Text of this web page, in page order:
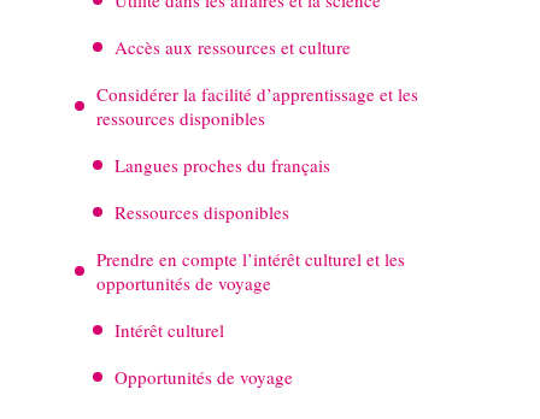
Accès aux ressources et culture
Considérer la facilité d’apprentissage et les
ressources disponibles
Langues proches du français
Ressources disponibles
Prendre en compte l’intérêt culturel et les
opportunités de voyage
Intérêt culturel
Opportunités de voyage